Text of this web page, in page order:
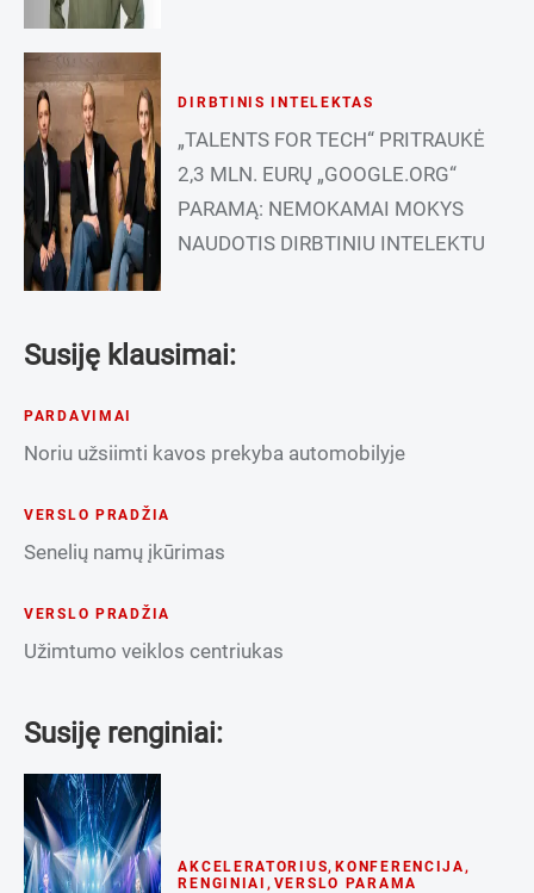
DIRBTINIS INTELEKTAS
„TALENTS FOR TECH“ PRITRAUKĖ
2,3 MLN. EURŲ „GOOGLE.ORG“
PARAMĄ: NEMOKAMAI MOKYS
NAUDOTIS DIRBTINIU INTELEKTU
Susiję klausimai:
PARDAVIMAI
Noriu užsiimti kavos prekyba automobilyje
VERSLO PRADŽIA
Senelių namų įkūrimas
VERSLO PRADŽIA
Užimtumo veiklos centriukas
Susiję renginiai:
AKCELERATORIUS, KONFERENCIJA,
RENGINIAI , VERSLO PARAMA